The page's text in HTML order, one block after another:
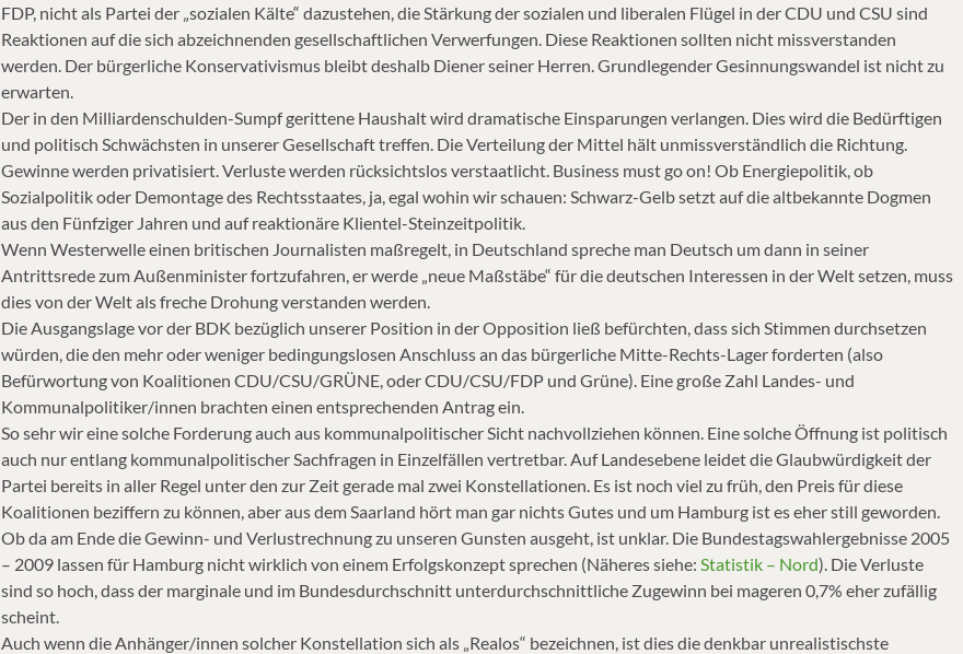
FDP, nicht als Partei der „sozialen Kälte“ dazustehen, die Stärkung der sozialen und liberalen Flügel in der CDU und CSU sind
Reaktionen auf die sich abzeichnenden gesellschaftlichen Verwerfungen. Diese Reaktionen sollten nicht missverstanden
werden. Der bürgerliche Konservativismus bleibt deshalb Diener seiner Herren. Grundlegender Gesinnungswandel ist nicht zu
erwarten.
Der in den Milliardenschulden-Sumpf gerittene Haushalt wird dramatische Einsparungen verlangen. Dies wird die Bedürftigen
und politisch Schwächsten in unserer Gesellschaft treffen. Die Verteilung der Mittel hält unmissverständlich die Richtung.
Gewinne werden privatisiert. Verluste werden rücksichtslos verstaatlicht. Business must go on! Ob Energiepolitik, ob
Sozialpolitik oder Demontage des Rechtsstaates, ja, egal wohin wir schauen: Schwarz-Gelb setzt auf die altbekannte Dogmen
aus den Fünfziger Jahren und auf reaktionäre Klientel-Steinzeitpolitik.
Wenn Westerwelle einen britischen Journalisten maßregelt, in Deutschland spreche man Deutsch um dann in seiner
Antrittsrede zum Außenminister fortzufahren, er werde „neue Maßstäbe“ für die deutschen Interessen in der Welt setzen, muss
dies von der Welt als freche Drohung verstanden werden.
Die Ausgangslage vor der BDK bezüglich unserer Position in der Opposition ließ befürchten, dass sich Stimmen durchsetzen
würden, die den mehr oder weniger bedingungslosen Anschluss an das bürgerliche Mitte-Rechts-Lager forderten (also
Befürwortung von Koalitionen CDU/CSU/GRÜNE, oder CDU/CSU/FDP und Grüne). Eine große Zahl Landes- und
Kommunalpolitiker/innen brachten einen entsprechenden Antrag ein.
So sehr wir eine solche Forderung auch aus kommunalpolitischer Sicht nachvollziehen können. Eine solche Öffnung ist politisch
auch nur entlang kommunalpolitischer Sachfragen in Einzelfällen vertretbar. Auf Landesebene leidet die Glaubwürdigkeit der
Partei bereits in aller Regel unter den zur Zeit gerade mal zwei Konstellationen. Es ist noch viel zu früh, den Preis für diese
Koalitionen beziffern zu können, aber aus dem Saarland hört man gar nichts Gutes und um Hamburg ist es eher still geworden.
Ob da am Ende die Gewinn- und Verlustrechnung zu unseren Gunsten ausgeht, ist unklar. Die Bundestagswahlergebnisse 2005
– 2009 lassen für Hamburg nicht wirklich von einem Erfolgskonzept sprechen (Näheres siehe: Statistik – Nord). Die Verluste
sind so hoch, dass der marginale und im Bundesdurchschnitt unterdurchschnittliche Zugewinn bei mageren 0,7% eher zufällig
scheint.
Auch wenn die Anhänger/innen solcher Konstellation sich als „Realos“ bezeichnen, ist dies die denkbar unrealistischste